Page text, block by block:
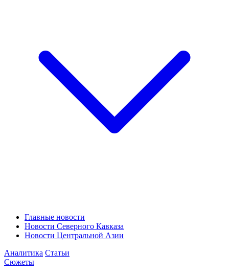
Главные новости
Новости Северного Кавказа
Новости Центральной Азии
Аналитика Статьи
Сюжеты